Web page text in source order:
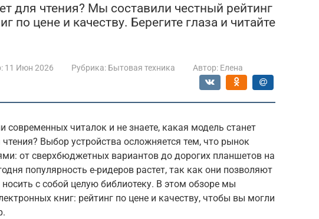
для чтения? Мы составили честный рейтинг
по цене и качеству. Берегите глаза и читайте
11 Июн 2026 Рубрика: Бытовая техника Автор: Елена
современных читалок и не знаете, какая модель станет
Выбор устройства осложняется тем, что рынок
от сверхбюджетных вариантов до дорогих планшетов на
популярность е-ридеров растет, так как они позволяют
с собой целую библиотеку. В этом обзоре мы
книг: рейтинг по цене и качеству, чтобы вы могли